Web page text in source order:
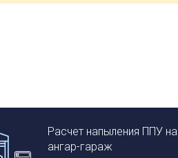
Расчет напыления ППУ на
ангар-гараж